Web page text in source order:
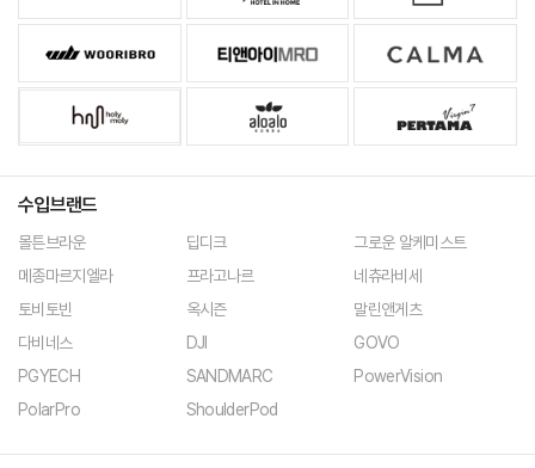
가누다 호텔인홈 티앤아이 컬쳐스
우리형닷컴 티앤아이MRO 까르마
수입브랜드
몰튼브라운 딥디크
그로운 알케미스트
메종마르지엘라
프라고나르
네츄라비세
토비토빈
옥시즌
말린앤게츠
다비네스
DJI
GOVO
PGYECH
SANDMARC
PowerVision
PolarPro
ShoulderPod